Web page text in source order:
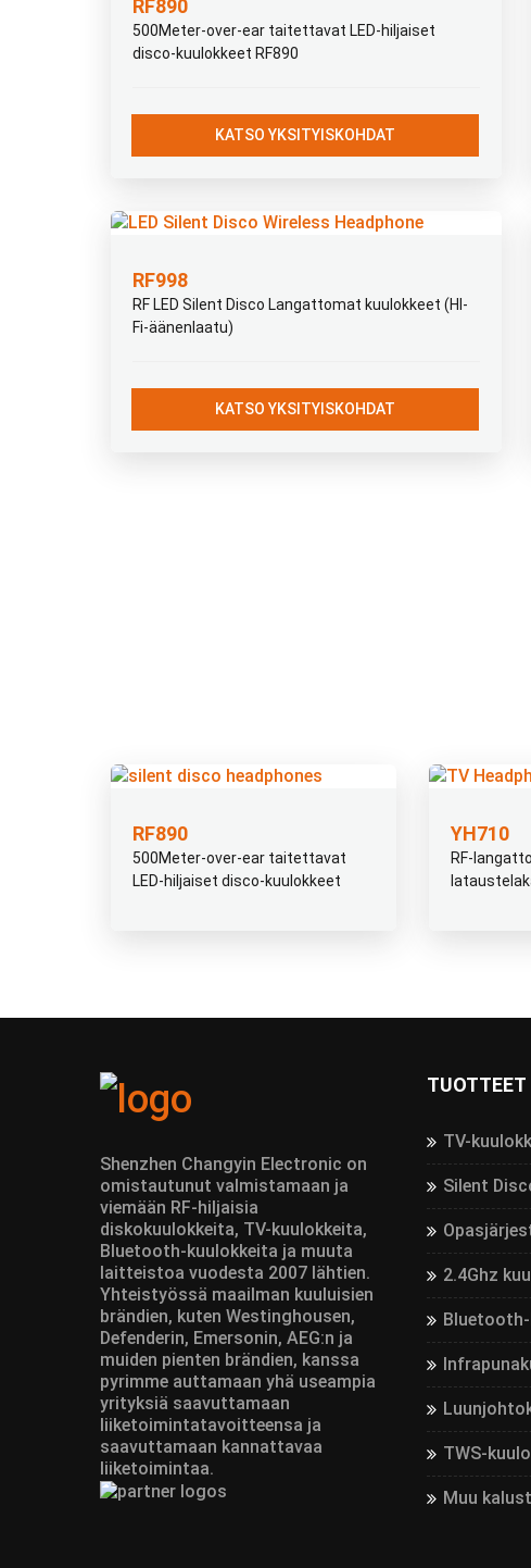
RF890
500Meter-over-ear taitettavat LED-hiljaiset
disco-kuulokkeet RF890
KATSO YKSITYISKOHDAT
RF998
RF LED Silent Disco Langattomat kuulokkeet (HI-
Fi-äänenlaatu)
KATSO YKSITYISKOHDAT
RF890
500Meter-over-ear taitettavat
LED-hiljaiset disco-kuulokkeet
YH710
RF-
Shenzhen Changyin Electronic on
omistautunut valmistamaan ja
viemään RF-hiljaisia
diskokuulokkeita, TV-kuulokkeita,
Bluetooth-kuulokkeita ja muuta
laitteistoa vuodesta 2007 lähtien.
Yhteistyössä maailman kuuluisien
brändien, kuten Westinghousen,
Defenderin, Emersonin, AEG:n ja
muiden pienten brändien, kanssa
pyrimme auttamaan yhä useampia
yrityksiä saavuttamaan
liiketoimintatavoitteensa ja
saavuttamaan kannattavaa
liiketoimintaa.
TUOTTEET
TV-
Silent
2.4Ghz
TWS-
Muu